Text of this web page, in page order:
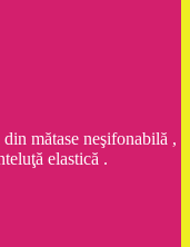
mătase neşifonabilă ,
elastică .